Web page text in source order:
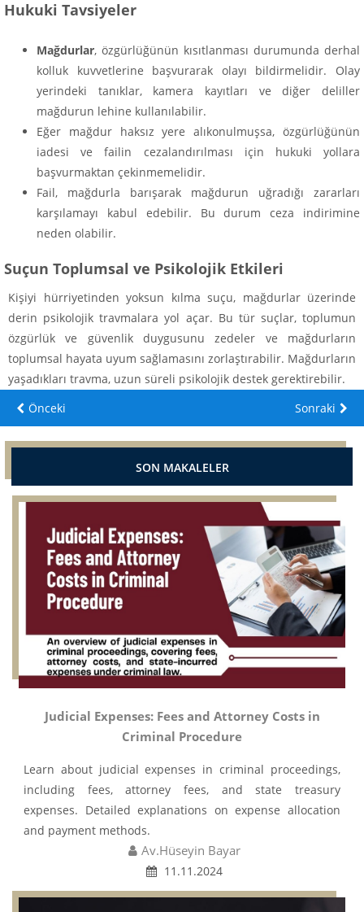
Hukuki Tavsiyeler
Mağdurlar, özgürlüğünün kısıtlanması durumunda derhal
kolluk kuvvetlerine başvurarak olayı bildirmelidir. Olay
yerindeki tanıklar, kamera kayıtları ve diğer deliller
mağdurun lehine kullanılabilir.
Eğer mağdur haksız yere alıkonulmuşsa, özgürlüğünün
iadesi ve failin cezalandırılması için hukuki yollara
başvurmaktan çekinmemelidir.
Fail, mağdurla barışarak mağdurun uğradığı zararları
karşılamayı kabul edebilir. Bu durum ceza indirimine
neden olabilir.
Suçun Toplumsal ve Psikolojik Etkileri
Kişiyi hürriyetinden yoksun kılma suçu, mağdurlar üzerinde
derin psikolojik travmalara yol açar. Bu tür suçlar, toplumun
özgürlük ve güvenlik duygusunu zedeler ve mağdurların
toplumsal hayata uyum sağlamasını zorlaştırabilir. Mağdurların
yaşadıkları travma, uzun süreli psikolojik destek gerektirebilir.
Önceki
Sonraki
SON MAKALELER
Judicial Expenses: Fees and Attorney Costs in
Criminal Procedure
Learn about judicial expenses in criminal proceedings,
including fees, attorney fees, and state treasury
expenses. Detailed explanations on expense allocation
and payment methods.
Av.Hüseyin Bayar
11.11.2024